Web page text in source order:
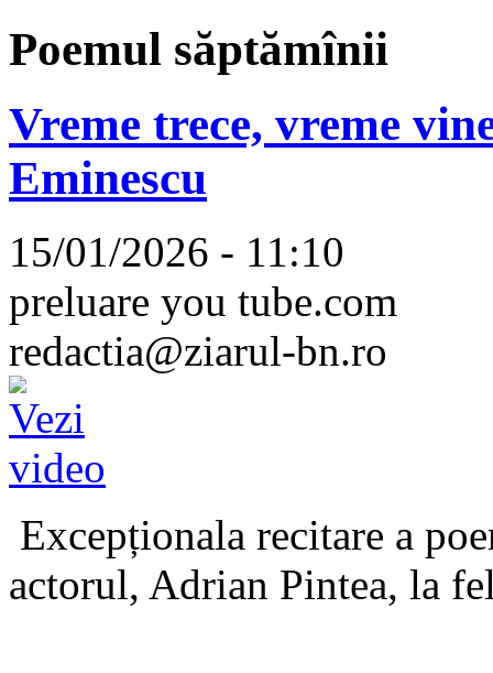
Poemul săptămînii
Vreme trece, vreme
Eminescu
15/01/2026 - 11:10
preluare you tube.com
redactia@ziarul-bn.ro
Excepționala recitare a
actorul, Adrian Pintea, la